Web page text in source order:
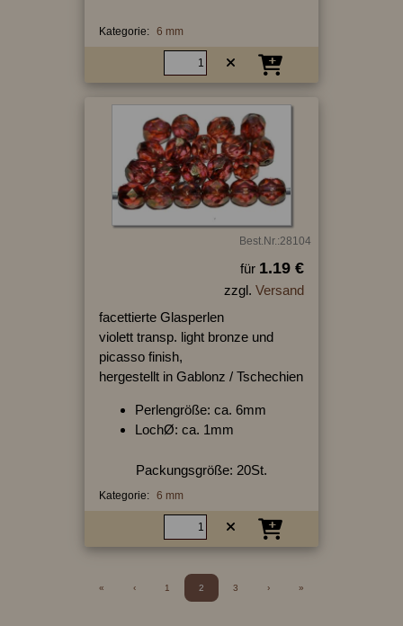
Kategorie: 6 mm
Best.Nr.:28104
für 1.19 €
zzgl. Versand
facettierte Glasperlen
violett transp. light bronze und
picasso finish,
hergestellt in Gablonz / Tschechien
Perlengröße: ca. 6mm
LochØ: ca. 1mm
Packungsgröße: 20St.
Kategorie: 6 mm
« ‹ 1 2 3 › »